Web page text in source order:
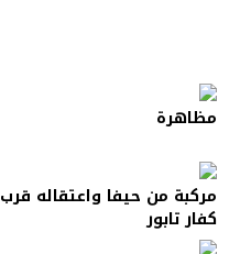
مظاهرة
مركبة من حيفا واعتقاله قرب
كفار تابور